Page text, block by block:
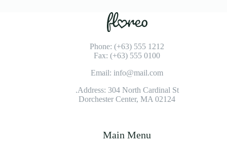
Phone: (+63) 555 1212
Fax: (+63) 555 0100
Email: info@mail.com
Address: 304 North Cardinal St.
Dorchester Center, MA 02124
Main Menu